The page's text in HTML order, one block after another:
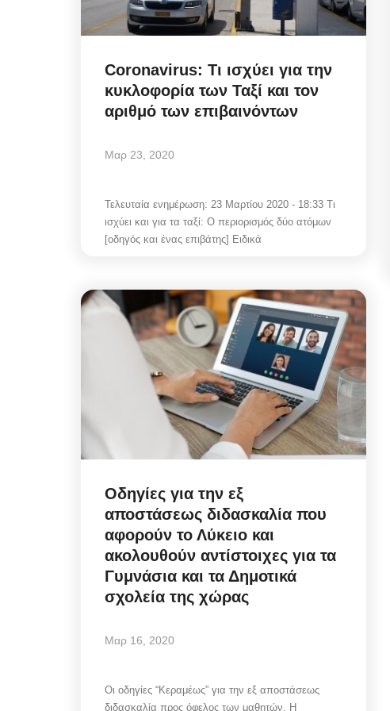
Coronavirus: Τι ισχύει για την
κυκλοφορία των Ταξί και τον
αριθμό των επιβαινόντων
Μαρ 23, 2020
Τελευταία ενημέρωση: 23 Μαρτίου 2020 - 18:33 Τι
ισχύει και για τα ταξί: Ο περιορισμός δύο ατόμων
[οδηγός και ένας επιβάτης] Ειδικά
Οδηγίες για την εξ
αποστάσεως διδασκαλία που
αφορούν το Λύκειο και
ακολουθούν αντίστοιχες για τα
Γυμνάσια και τα Δημοτικά
σχολεία της χώρας
Μαρ 16, 2020
Οι οδηγίες “Κεραμέως” για την εξ αποστάσεως
διδασκαλία προς όφελος των μαθητών. Η
ΜΠΞ: Η δημόσια αναγνώριση
του Μιλτιάδη Ατζαμόγλου για
Η δημόσια αναγνώριση της άμεσης διαχείρισης του